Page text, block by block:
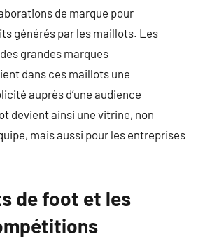
de marque pour
générés par les maillots. Les
grandes marques
dans ces maillots une
auprès d’une audience
devient ainsi une vitrine, non
mais aussi pour les entreprises
de foot et les